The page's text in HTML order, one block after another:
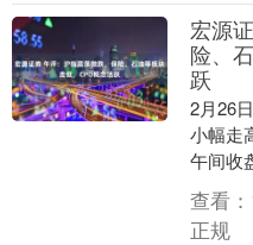
宏源
险、
跃
2月26
小幅走
午间收
0.28%
查看：
正规